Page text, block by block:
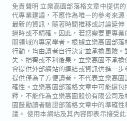
免責聲明 立樂高園部落格文章中提供
代專業建議，不應作為唯一的參考來
最新的資訊，隨著時間推移或討論延
過時或不精確。因此，若您需要更專
關領域的專家學者。根據立樂高園部
行動，均由讀者自行決定並承擔風險
失、損害或不利後果，立樂高園不承
會提供外部網站的連結或資訊供進一
提供僅為了方便讀者，不代表立樂高
確性。立樂高園部落格文章中可能還
釋，不能作為立樂高園股份有限公司
園鼓勵讀者驗證部落格文章中的準確
議。 使用本網站及其內容即表示接受